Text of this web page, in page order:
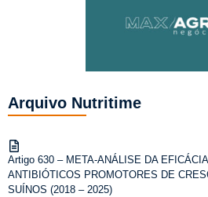
Arquivo Nutritime
Artigo 630 – META-ANÁLISE DA
ANTIBIÓTICOS PROMOTORES DE
SUÍNOS (2018 – 2025)